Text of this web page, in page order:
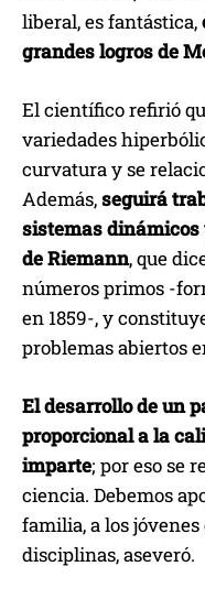
liberal, es fantástica,
grandes logros de
El científico refirió
variedades
curvatura y se
Además,seguirá
sistemas
de Riemann, que
números primos -
en 1859-, y
problemas abiertos
El desarrollo de un
proporcional a la
imparte; por eso se
ciencia. Debemos
familia, a los
disciplinas, aseveró.